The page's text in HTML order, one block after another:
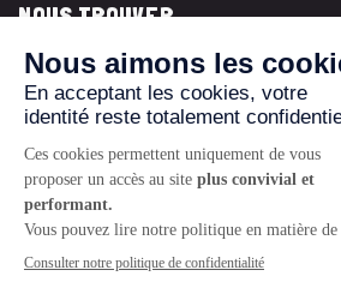
NOUS TROUVER
VOUS ÊTES...
NOUS CONTACTER
© 2026 www.gigamic.com
Politique de confidentialité